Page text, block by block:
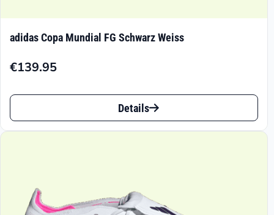
adidas Copa Mundial FG Schwarz Weiss
€139.95
Dieses
Produkt
auf.
Details